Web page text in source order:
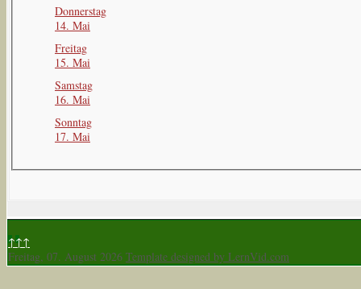
Donnerstag
14. Mai
Freitag
15. Mai
Samstag
16. Mai
Sonntag
17. Mai
↑↑↑
Freitag, 07. August 2026 Template designed by LernVid.com